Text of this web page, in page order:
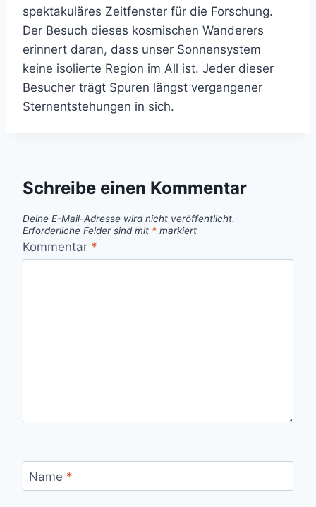
spektakuläres Zeitfenster für die Forschung.
Der Besuch dieses kosmischen Wanderers
erinnert daran, dass unser Sonnensystem
keine isolierte Region im All ist. Jeder dieser
Besucher trägt Spuren längst vergangener
Sternentstehungen in sich.
Schreibe einen Kommentar
Deine E-Mail-Adresse wird nicht veröffentlicht.
Erforderliche Felder sind mit * markiert
Kommentar *
Name *